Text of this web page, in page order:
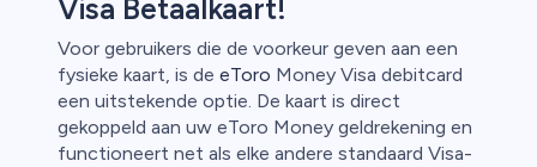
Visa Betaalkaart!
Voor gebruikers die de voorkeur geven aan een
fysieke kaart, is de eToro Money Visa debitcard
een uitstekende optie. De kaart is direct
gekoppeld aan uw eToro Money geldrekening en
functioneert net als elke andere standaard Visa-